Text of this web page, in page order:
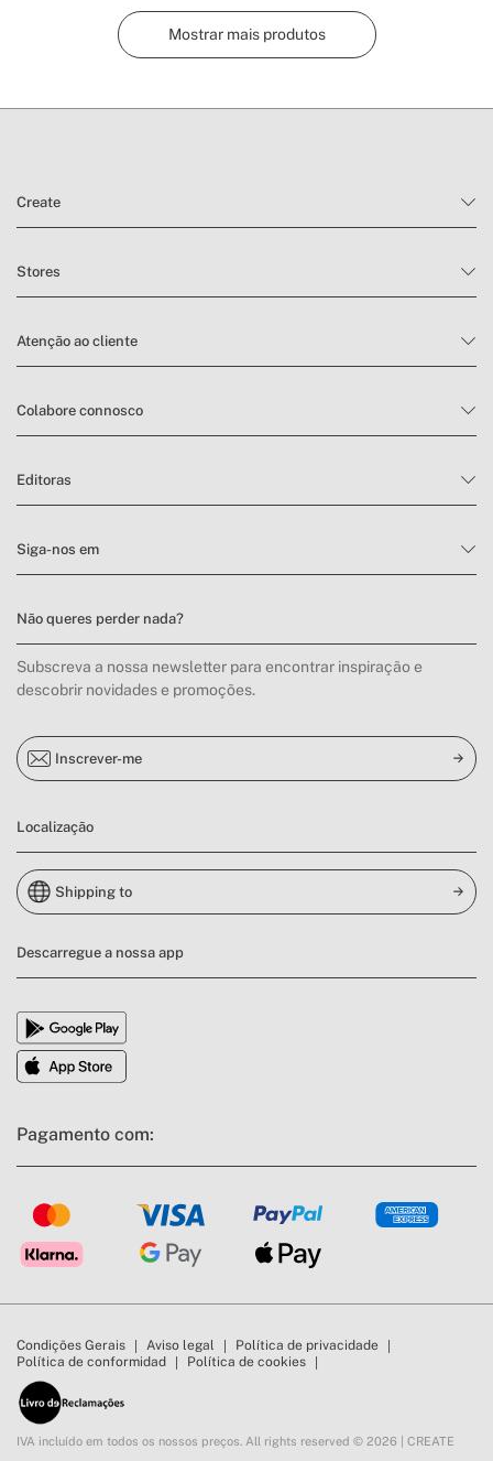
Mostrar mais produtos
Create
Stores
Atenção ao cliente
Colabore connosco
Editoras
Siga-nos em
Não queres perder nada?
Subscreva a nossa newsletter para encontrar inspiração e
descobrir novidades e promoções.
Inscrever-me
Localização
Shipping to
Descarregue a nossa app
Pagamento com:
Condições Gerais Aviso legal
Política de privacidade
Política de conformidad
Política de cookies
IVA incluído em todos os nossos preços. All rights reserved © 2026 | CREATE